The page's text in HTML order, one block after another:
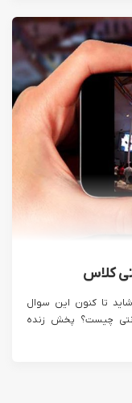
کلاس
تا کنون این سوال
چیست؟ پخش زنده